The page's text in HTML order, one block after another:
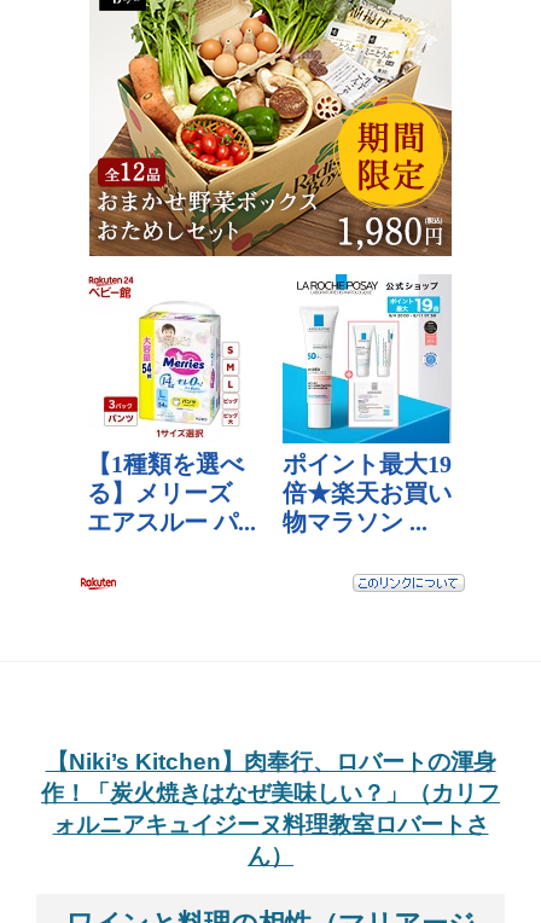
【Niki’s Kitchen】肉奉行、ロバートの渾身
作！「炭火焼きはなぜ美味しい？」（カリフ
ォルニアキュイジーヌ料理教室ロバートさ
ん）